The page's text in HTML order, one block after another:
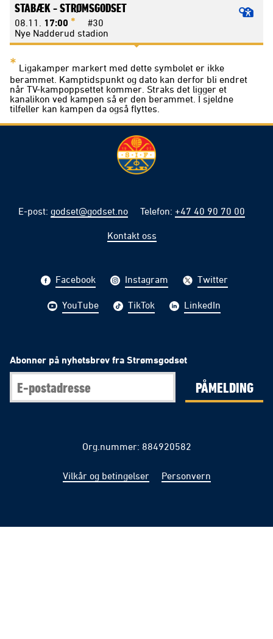
STABÆK -STRØMSGODSET
08.11. 17:00 *
#30
Nye Nadderud stadion
* Ligakamper markert med dette symbolet er ikke
berammet. Kamptidspunkt og dato kan derfor bli endret
når TV-kampoppsettet kommer. Straks det ligger et
kanalikon ved kampen så er den berammet. I sjeldne
tilfeller kan kampen da også flyttes.
E-post: godset@godset.no Telefon: +47 40 90 70 00
Kontakt oss
Facebook Instagram Twitter
YouTube TikTok LinkedIn
Abonner på nyhetsbrev fra Strømsgodset
PÅMELDING
Org.nummer: 884920582
Vilkår og betingelser Personvern